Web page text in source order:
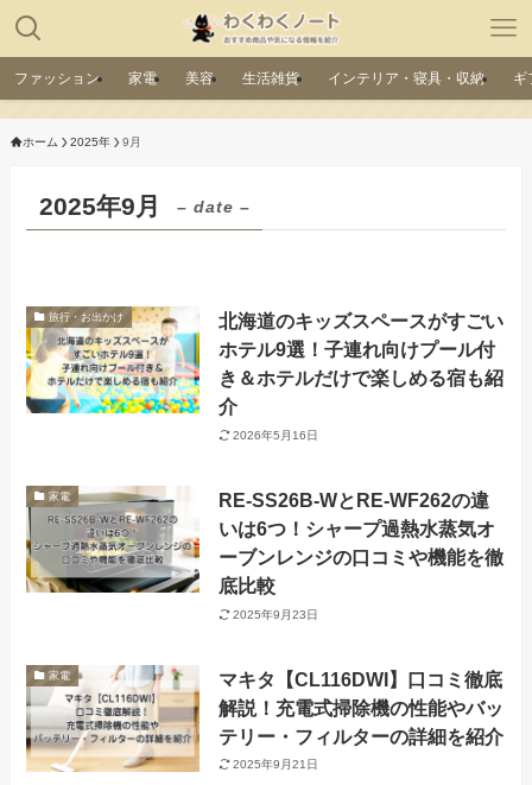
ファッション 家電 美容 生活雑貨 インテリア・寝具・収納 ギ
ホーム 2025年 9月
2025年9月 – date –
旅行・お出かけ
北海道のキッズスペースがすごい
ホテル9選！子連れ向けプール付
き＆ホテルだけで楽しめる宿も紹
介
2026年5月16日
家電
RE-SS26B-WとRE-WF262の違
いは6つ！シャープ過熱水蒸気オ
ーブンレンジの口コミや機能を徹
底比較
2025年9月23日
家電
マキタ【CL116DWI】口コミ徹底
解説！充電式掃除機の性能やバッ
テリー・フィルターの詳細を紹介
2025年9月21日